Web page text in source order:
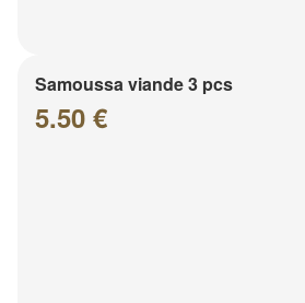
Samoussa viande 3 pcs
5.50 €